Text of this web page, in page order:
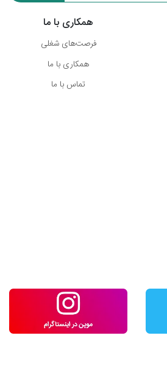
همکاری با ما
فرصت‌های شغلی
همکاری با ما
تماس با ما